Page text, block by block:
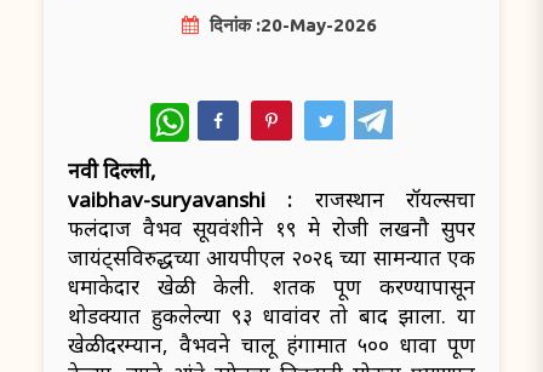
दिनांक :20-May-2026
WhatsApp
नवी दिल्ली,
vaibhav-suryavanshi : राजस्थान रॉयल्सचा
फलंदाज वैभव सूर्यवंशीने १९ मे रोजी लखनौ सुपर
जायंट्सविरुद्धच्या आयपीएल २०२६ च्या सामन्यात एक
धमाकेदार खेळी केली. शतक पूर्ण करण्यापासून
थोडक्यात हुकलेल्या ९३ धावांवर तो बाद झाला. या
खेळीदरम्यान, वैभवने चालू हंगामात ५०० धावा पूर्ण